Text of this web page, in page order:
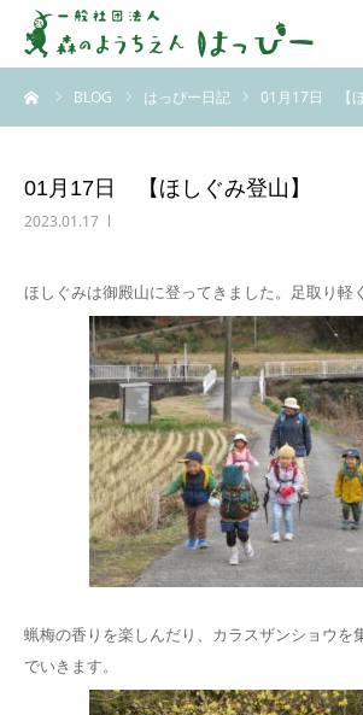
BLOG はっぴー日記 01月17日 【ほ
01月17日 【ほしぐみ登山】
2023.01.17
ほしぐみは御殿山に登ってきました。足取り軽
蝋梅の香りを楽しんだり、カラスザンショウを
でいきます。
はっぴーについて
アクセス